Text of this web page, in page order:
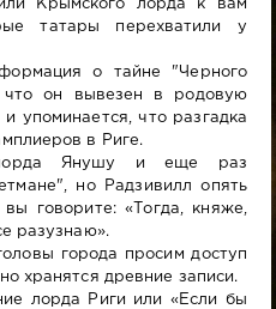
Крымского лорда к вам
татары перехватили у
о тайне "Черного
что он вывезен в родовую
упоминается, что разгадка
в Риге.
лорда Янушу и еще раз
но Радзивилл опять
вы говорите: «Тогда, княже,
разузнаю».
города просим доступ
хранятся древние записи.
лорда Риги или «Если бы